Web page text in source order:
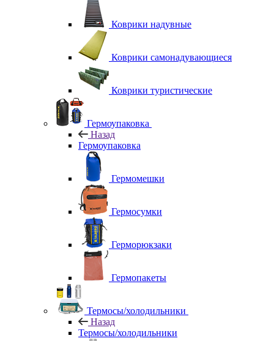
Коврики надувные
Коврики самонадувающиеся
Коврики туристические
Гермоупаковка
Назад
Гермоупаковка
Гермомешки
Гермосумки
Герморюкзаки
Гермопакеты
Термосы/холодильники
Назад
Термосы/холодильники